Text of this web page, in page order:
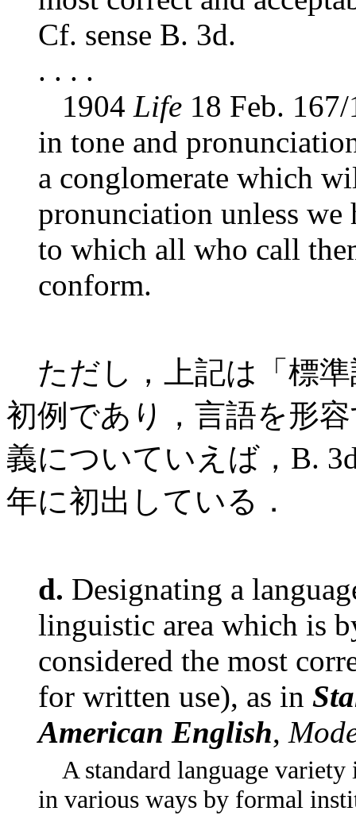
Cf. sense B. 3d.
. . . .
1904 Life 18 Feb.
in tone and
a conglomerate which
pronunciation unless we
to which all who call
conform.
ただし，上記は「標
初例であり，言語を形
義についていえば，B.
年に初出している．
d. Designating a
linguistic area which is
considered the most
for written use), as in
American English,
A standard language
in various ways by formal